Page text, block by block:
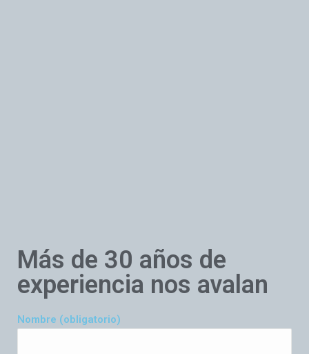
Más de 30 años de
experiencia nos avalan
Nombre (obligatorio)